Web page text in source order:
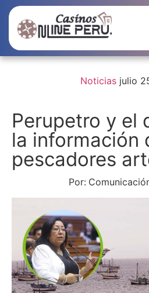
Noticias julio
Perupetro y el
la información
pescadores
Por: